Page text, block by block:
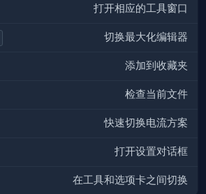
打开相应的工具窗口
切换最大化编辑器
添加到收藏夹
检查当前文件
快速切换电流方案
打开设置对话框
在工具和选项卡之间切换